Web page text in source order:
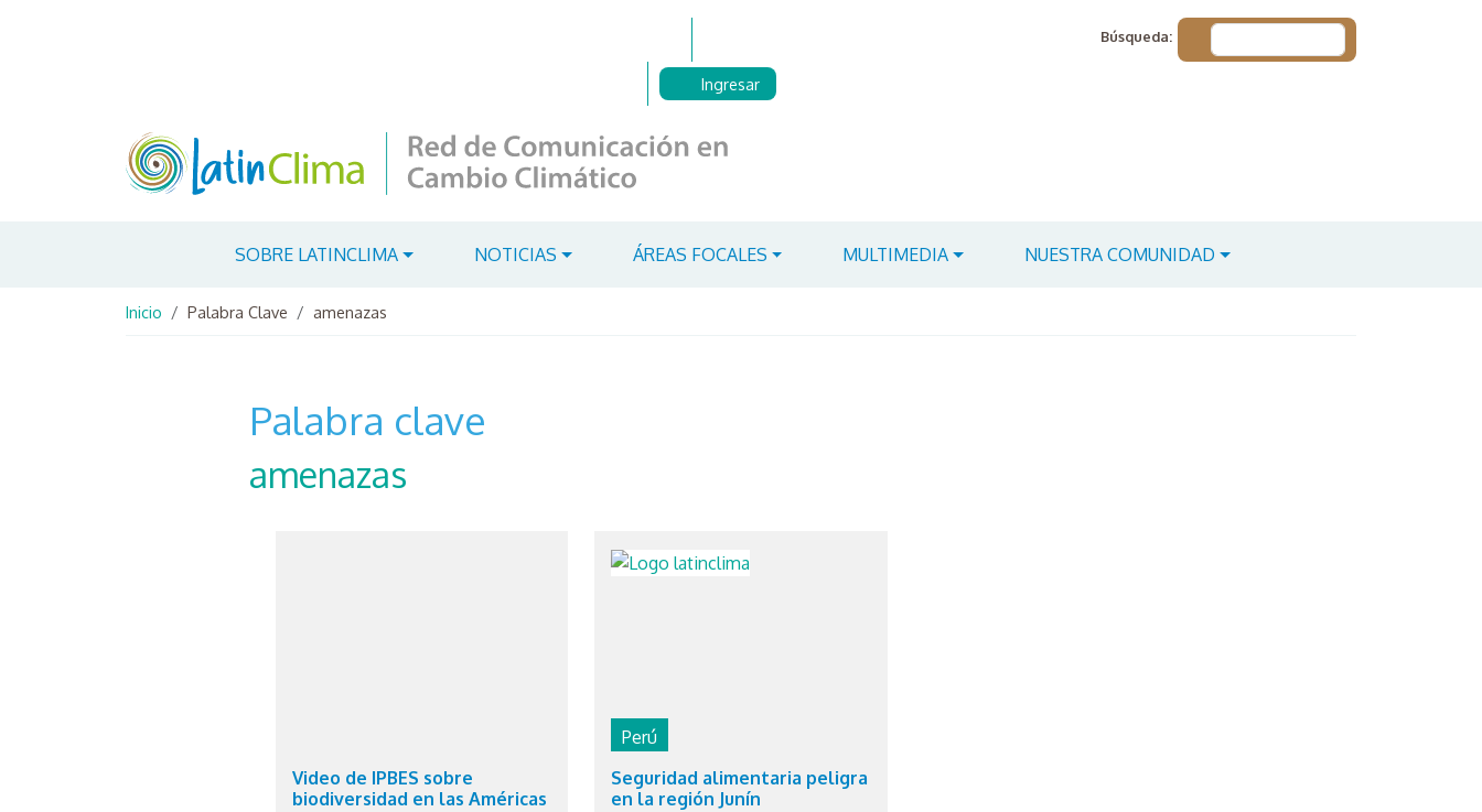
Ingresar
Búsqueda:
Navegación principal
SOBRE LATINCLIMA NOTICIAS ÁREAS FOCALES MULTIMEDIA NUESTRA COMUNIDAD
Ruta de navegación
Inicio Palabra Clave amenazas
Palabra clave
amenazas
Video de IPBES sobre
biodiversidad en las Américas
Perú
Seguridad alimentaria peligra
en la región Junín